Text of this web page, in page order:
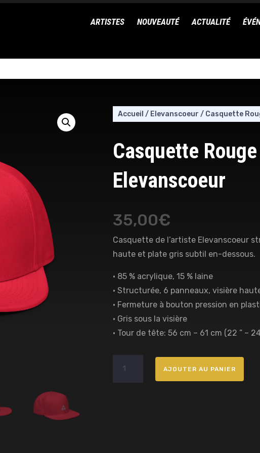
ARTISTES NOUVEAUTÉ ACTUALITÉ
Accueil / Elevanscoeur / Casquette
Casquette
Elevanscoeur
35,00€
Casquette de l’artiste Elevanscoeur
haute et plate gris subtil en-dessous.
• 85 % acrylique, 15 % laine
• Structurée, 6 panneaux, visière
• Fermeture à bouton pression en
• Gris sous la visière
• Tour de tête: 56 cm – 61 cm (22 ” –
Casquette
AJOUTER AU PANIER